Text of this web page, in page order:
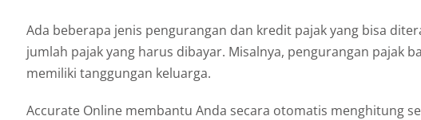
Ada beberapa jenis pengurangan dan kredit pajak yang bisa
jumlah pajak yang harus dibayar. Misalnya, pengurangan pajak
memiliki tanggungan keluarga.
Accurate Online membantu Anda secara otomatis menghitung